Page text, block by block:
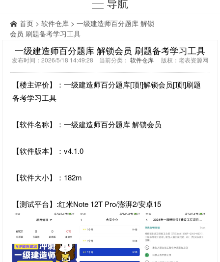
首页 > 软件仓库 > 一级建造师百分题库 解锁
会员 刷题备考学习工具
一级建造师百分题库 解锁会员 刷题备考学习工具
发布时间：2026/5/18 14:49:28 当前分类： 软件仓库 版权：老表资源网
【楼主评价】：一级建造师百分题库[顶!]解锁会员[顶!]刷题
备考学习工具
【软件名称】：一级建造师百分题库 解锁会员
【软件版本】：v4.1.0
【软件大小】：182m
【测试平台】:红米Note 12T Pro/澎湃2/安卓15